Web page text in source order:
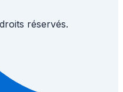
réservés.